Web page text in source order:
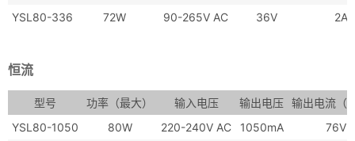
YSL80-336
72W 90-265V AC 36V 2A
恒流
型号 功率（最大） 输入电压 输出电压 输出电流（
YSL80-1050
80W 220-240V AC 1050mA
76V